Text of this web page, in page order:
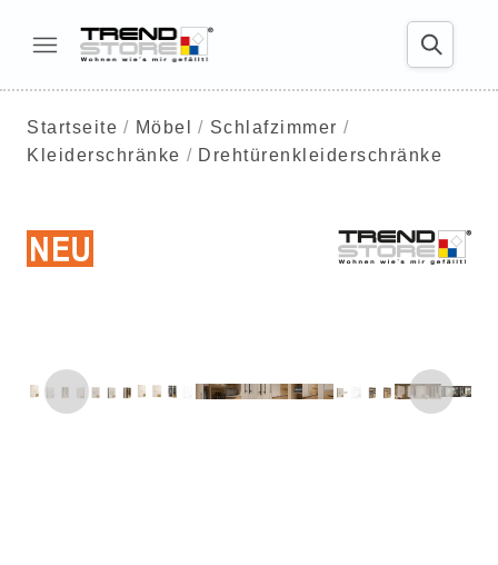
Startseite Möbel
Schlafzimmer
Kleiderschränke
Drehtürenkleiderschränke